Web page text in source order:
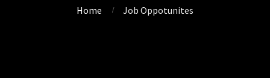
Home Job Oppotunites